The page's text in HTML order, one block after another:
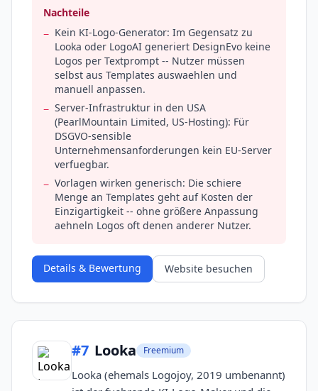
Nachteile
− Kein KI-Logo-Generator: Im Gegensatz zu
Looka oder LogoAI generiert DesignEvo keine
Logos per Textprompt -- Nutzer müssen
selbst aus Templates auswaehlen und
manuell anpassen.
− Server-Infrastruktur in den USA
(PearlMountain Limited, US-Hosting): Für
DSGVO-sensible
Unternehmensanforderungen kein EU-Server
verfuegbar.
− Vorlagen wirken generisch: Die schiere
Menge an Templates geht auf Kosten der
Einzigartigkeit -- ohne größere Anpassung
aehneln Logos oft denen anderer Nutzer.
Details & Bewertung Website besuchen
#7 Looka Freemium
Looka (ehemals Logojoy, 2019 umbenannt)